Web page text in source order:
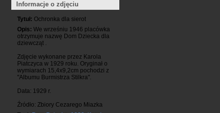
Informacje o zdjęciu
Tytuł: Ochronka dla sierot
Opis: We wrześniu 1946 placówka
otrzymuje nazwę Dom Dziecka dla
dziewcząt .
Zdjęcie wykonane przez Karola
Piatczyca w 1929 roku. Oryginał o
wymiarach 15,4x9,2cm pochodzi z
"Albumu Burmistrza Stilkra".
Data: 1929 r.
Źródło: Zbiory Cezarego Miazka